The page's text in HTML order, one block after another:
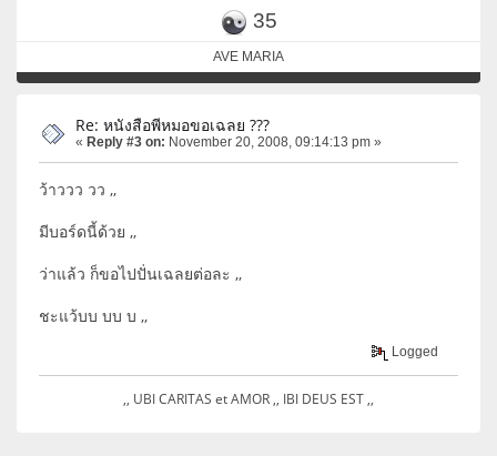
35
AVE MARIA
Re: หนังสือพีหมอขอเฉลย ???
« Reply #3 on: November 20, 2008, 09:14:13 pm »
ว้าววว วว ,,
มีบอร์ดนี้ด้วย ,,
ว่าแล้ว ก็ขอไปปั่นเฉลยต่อละ ,,
ชะแว้บบ บบ บ ,,
Logged
,, UBI CARITAS et AMOR ,, IBI DEUS EST ,,